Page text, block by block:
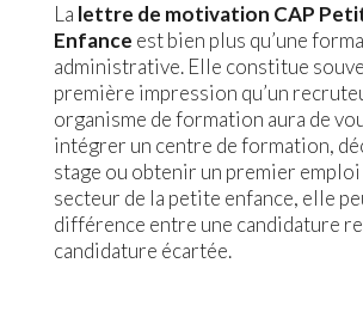
La lettre de motivation CAP
Enfance est bien plus qu’une
administrative. Elle constitue
première impression qu’un
organisme de formation aura de
intégrer un centre de formation,
stage ou obtenir un premier emploi
secteur de la petite enfance, elle
différence entre une candidature
candidature écartée.